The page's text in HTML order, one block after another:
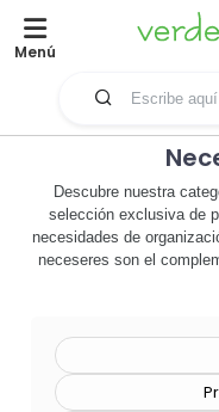
Menú
Descubre nuestra
selección exclusiva de
necesidades de
neceseres son el
mantener sus productos
ofrecemos la opción de
tu empresa,
efectiva que añade